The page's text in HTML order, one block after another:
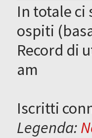
In totale ci
ospiti
Record di
am
Iscritti
Legenda: